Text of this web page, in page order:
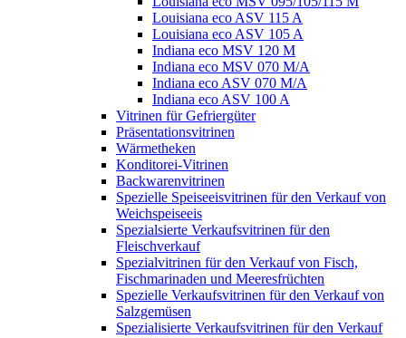
Louisiana eco ASV 115 A
Louisiana eco ASV 105 A
Indiana eco MSV 120 M
Indiana eco MSV 070 M/A
Indiana eco ASV 070 M/A
Indiana eco ASV 100 A
Vitrinen für Gefriergüter
Präsentationsvitrinen
Wärmetheken
Konditorei-Vitrinen
Backwarenvitrinen
Spezielle Speiseeisvitrinen für den Verkauf von
Weichspeiseeis
Spezialsierte Verkaufsvitrinen für den
Fleischverkauf
Spezialvitrinen für den Verkauf von Fisch,
Fischmarinaden und Meeresfrüchten
Spezielle Verkaufsvitrinen für den Verkauf von
Salzgemüsen
Spezialisierte Verkaufsvitrinen für den Verkauf